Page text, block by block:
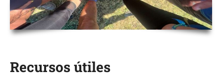
Recursos útiles